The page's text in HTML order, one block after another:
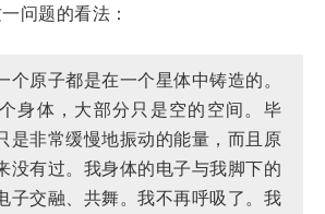
问题的看法：
个原子都是在一个星体中铸造的。
身体，大部分只是空的空间。毕
是非常缓慢地振动的能量，而且原
没有过。我身体的电子与我脚下的
子交融、共舞。我不再呼吸了。我